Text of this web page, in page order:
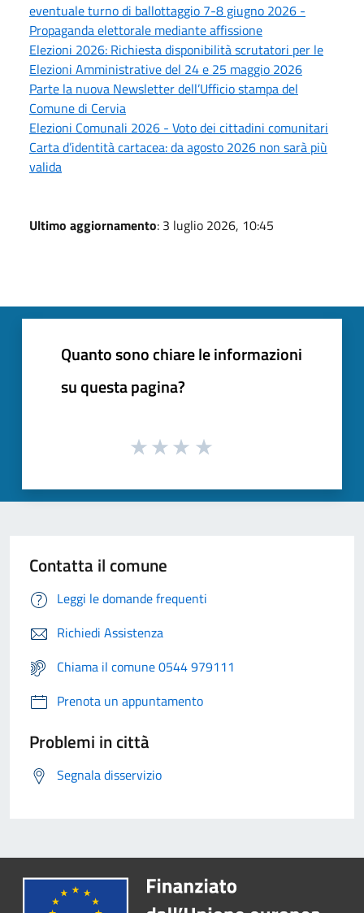
eventuale turno di ballottaggio 7-8 giugno 2026 -
Propaganda elettorale mediante affissione
Elezioni 2026: Richiesta disponibilità scrutatori per le
Elezioni Amministrative del 24 e 25 maggio 2026
Parte la nuova Newsletter dell’Ufficio stampa del
Comune di Cervia
Elezioni Comunali 2026 - Voto dei cittadini comunitari
Carta d’identità cartacea: da agosto 2026 non sarà più
valida
Ultimo aggiornamento: 3 luglio 2026, 10:45
Quanto sono chiare le informazioni
su questa pagina?
Contatta il comune
Leggi le domande frequenti
Richiedi Assistenza
Chiama il comune 0544 979111
Prenota un appuntamento
Problemi in città
Segnala disservizio